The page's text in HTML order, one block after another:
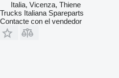
Italia, Vicenza, Thiene
Trucks Italiana Spareparts
Contacte con el vendedor